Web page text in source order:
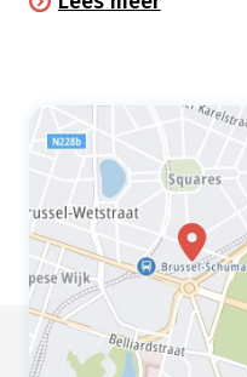
correct te gebruiken